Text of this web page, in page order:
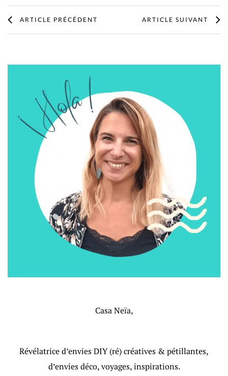
ARTICLE PRÉCÉDENT ARTICLE SUIVANT
Casa Neïa,
Révélatrice d’envies DIY (ré) créatives & pétillantes,
d’envies déco, voyages, inspirations.